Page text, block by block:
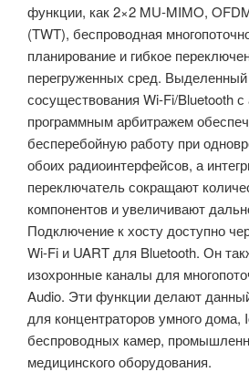
функции, как 2×2 MU-MIMO,
(TWT), беспроводная
планирование и гибкое
перегруженных сред.
сосуществования Wi-Fi/Bluetooth
программным арбитражем
бесперебойную работу при
обоих радиоинтерфейсов, а
переключатель сокращают
компонентов и увеличивают
Подключение к хосту доступно
Wi-Fi и UART для Bluetooth. Он
изохронные каналы для
Audio. Эти функции делают
для концентраторов умного дома,
беспроводных камер,
медицинского оборудования.